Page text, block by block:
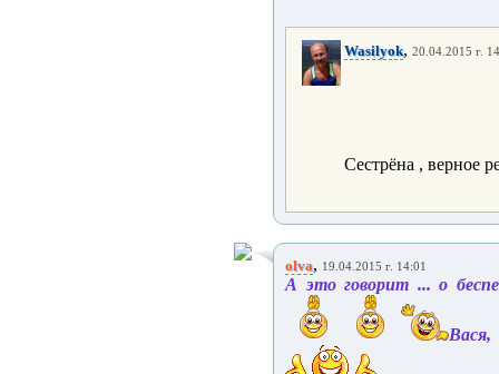
Wasilyok, 20.04.2015 г.
Сестрёна , верное
olva, 19.04.2015 г. 14:01
А это говорит ... о
Вася,